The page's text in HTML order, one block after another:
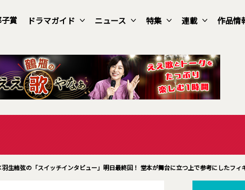
賞 ドラマガイド ニュース 特集 連載 作品情
生結弦の「スイッチインタビュー」明日最終回！ 堂本が舞台に立つ上で参考にしたフィ